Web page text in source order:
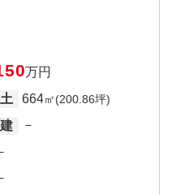
万円
土
664㎡(200.86坪)
建
－